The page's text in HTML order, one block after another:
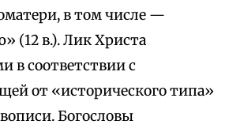
в том числе —
(12 в.). Лик Христа
в соответствии с
от «исторического типа»
Богословы